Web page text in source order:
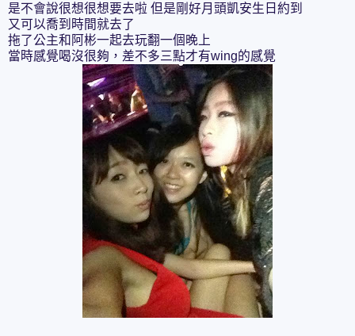
是不會說很想很想要去啦 但是剛好月頭凱安生日約到
又可以喬到時間就去了
拖了公主和阿彬一起去玩翻一個晚上
當時感覺喝沒很夠，差不多三點才有wing的感覺